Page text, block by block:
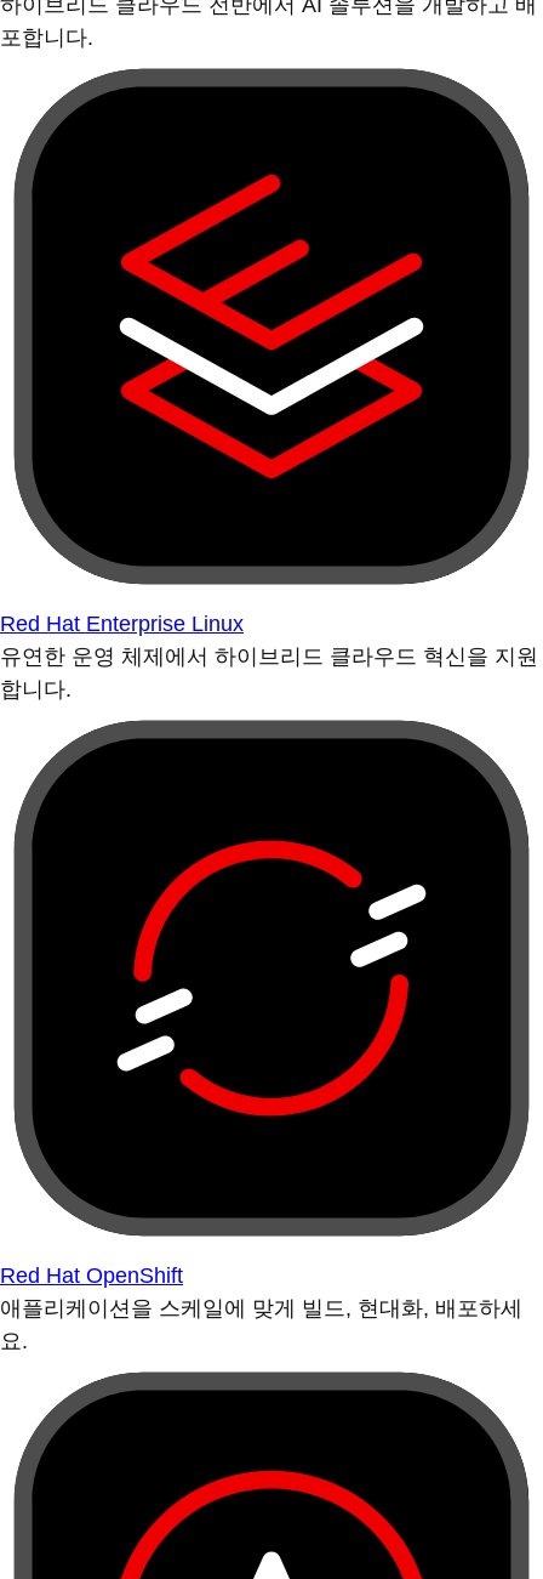
하이브리드 클라우드 전반에서 AI 솔루션을 개발하고 배
포합니다.
Red Hat Enterprise Linux
유연한 운영 체제에서 하이브리드 클라우드 혁신을 지원
합니다.
Red Hat OpenShift
애플리케이션을 스케일에 맞게 빌드, 현대화, 배포하세
요.